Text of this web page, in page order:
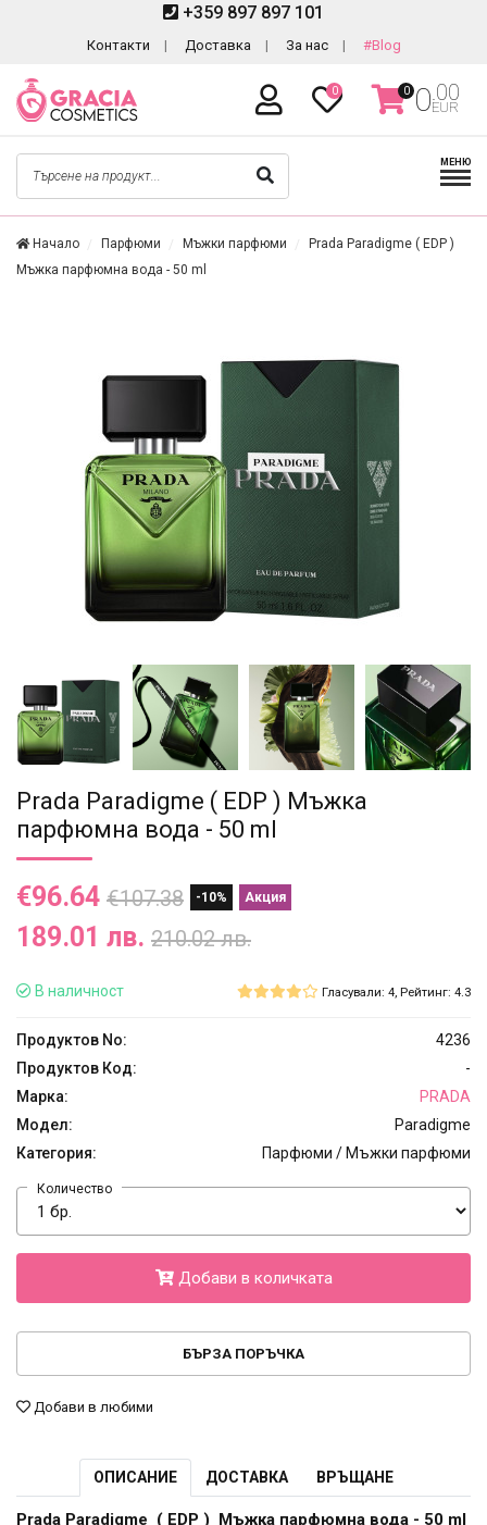
+359 897 897 101
Контакти Доставка За нас #Blog
0 0 0.00
EUR
МЕНЮ
Начало Парфюми Мъжки парфюми
Prada Paradigme ( EDP )
Мъжка парфюмна вода - 50 ml
Prada Paradigme ( EDP ) Мъжка
парфюмна вода - 50 ml
€96.64 €107.38 -10% Акция
189.01 лв. 210.02 лв.
В наличност Гласували: 4, Рейтинг: 4.3
Продуктов No:
4236
Продуктов Код:
-
Марка:
PRADA
Модел:
Paradigme
Категория:
Парфюми / Мъжки парфюми
Количество
Добави в количката
БЪРЗА ПОРЪЧКА
Добави в любими
ОПИСАНИЕ ДОСТАВКА ВРЪЩАНЕ
Prada Paradigme ( EDP ) Мъжка парфюмна вода - 50 ml